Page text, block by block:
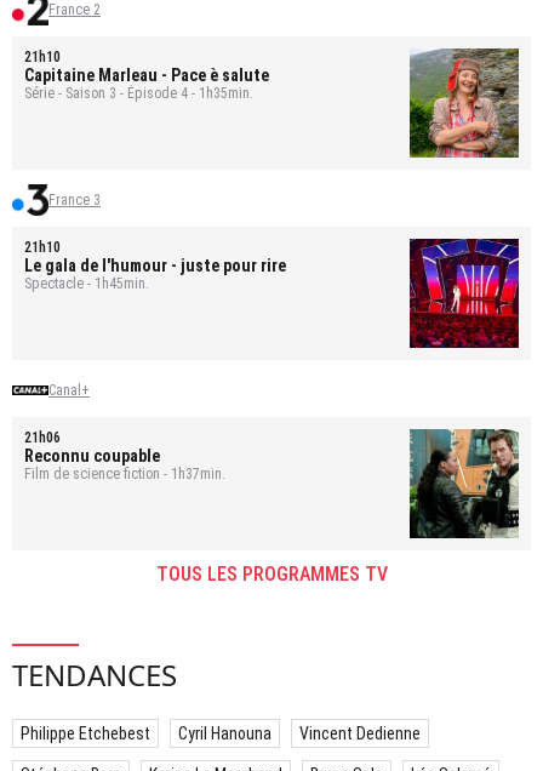
France 2
21h10
Capitaine Marleau - Pace è salute
Série - Saison 3 - Épisode 4 - 1h35min.
France 3
21h10
Le gala de l'humour - juste pour rire
Spectacle - 1h45min.
Canal+
21h06
Reconnu coupable
Film de science fiction - 1h37min.
TOUS LES PROGRAMMES TV
TENDANCES
Philippe Etchebest Cyril Hanouna Vincent Dedienne